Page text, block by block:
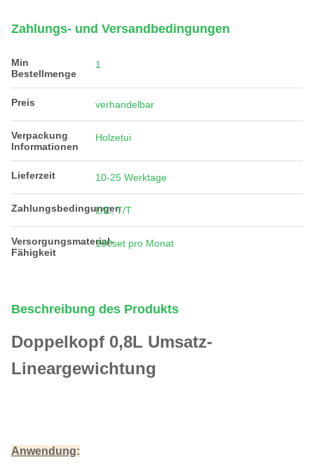
Zahlungs- und Versandbedingungen
Min
Bestellmenge
1
Preis verhandelbar
Verpackung
Informationen
Holzetui
Lieferzeit 10-25 Werktage
Zahlungsbedingungen
L/C, T/T
Versorgungsmaterial-
Fähigkeit
100set pro Monat
Beschreibung des Produkts
Doppelkopf 0,8L Umsatz-
Lineargewichtung
Anwendung: